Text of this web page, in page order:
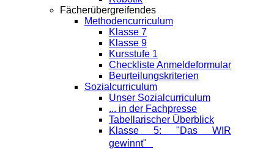
Fächerübergreifendes
Methodencurriculum
Klasse 7
Klasse 9
Kursstufe 1
Checkliste Anmeldeformular
Beurteilungskriterien
Sozialcurriculum
Unser Sozialcurriculum
... in der Fachpresse
Tabellarischer Überblick
Klasse 5: "Das WIR
gewinnt"